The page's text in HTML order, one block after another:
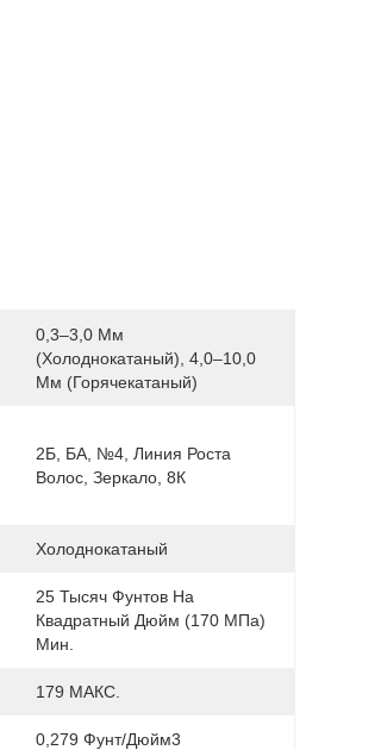
0,3–3,0 Мм
(холоднокатаный), 4,0–10,0
Мм (горячекатаный)
2Б, БА, №4, Линия Роста
Волос, Зеркало, 8К
Холоднокатаный
25 Тысяч Фунтов На
Квадратный Дюйм (170 МПа)
Мин.
179 МАКС.
0,279 Фунт/дюйм3